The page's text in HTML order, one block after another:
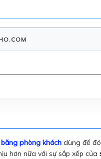
phòng khách dùng để
hơn nữa với sự sắp xếp của